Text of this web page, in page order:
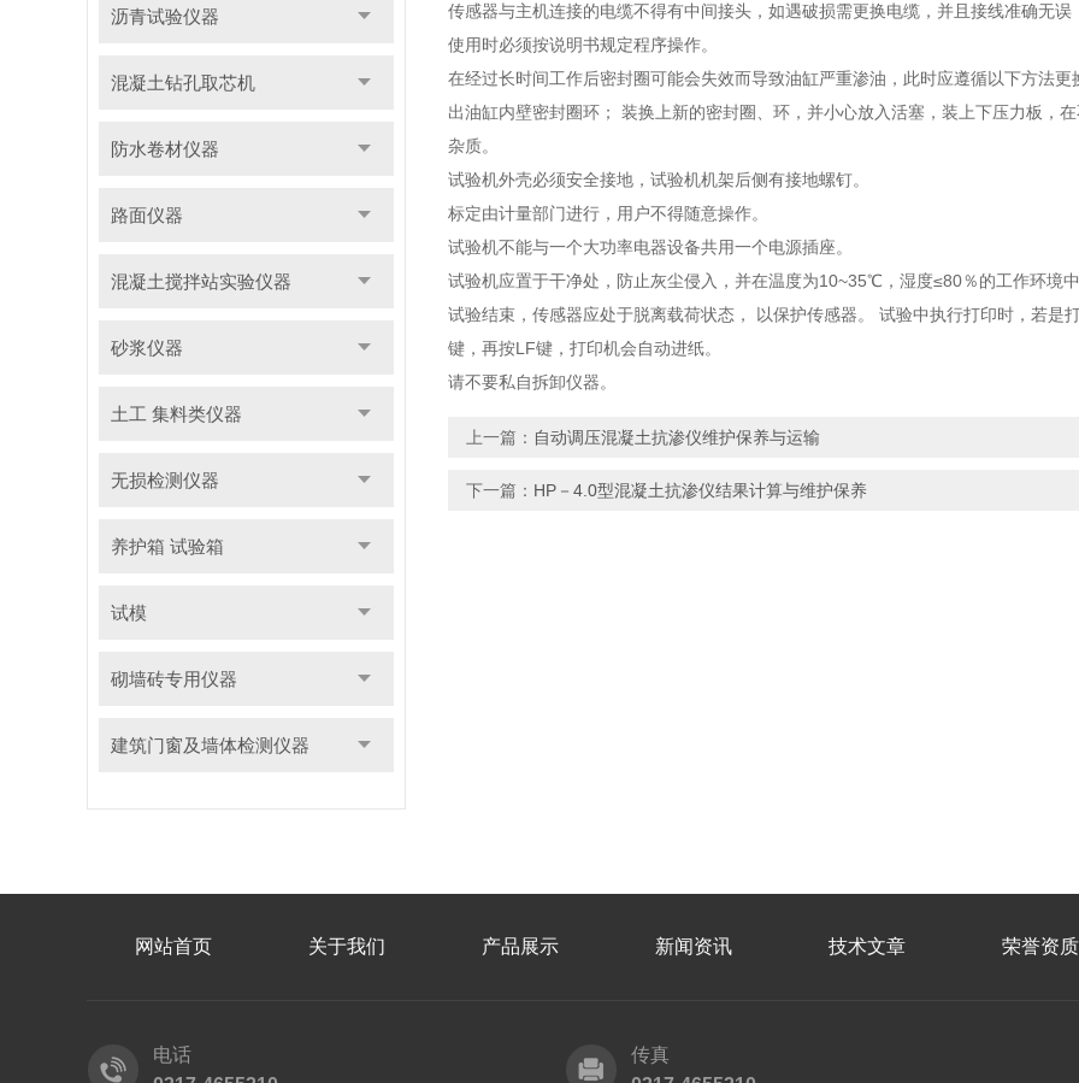
沥青试验仪器
混凝土钻孔取芯机
防水卷材仪器
路面仪器
混凝土搅拌站实验仪器
砂浆仪器
土工 集料类仪器
无损检测仪器
养护箱 试验箱
试模
砌墙砖专用仪器
建筑门窗及墙体检测仪器
传感器与主机连接的电缆不得有中间接头，如遇破损需更换电缆，并且接线准确无误
使用时必须按说明书规定程序操作。
在经过长时间工作后密封圈可能会失效而导致油缸严重渗油，此时应遵循以下方法
出油缸内壁密封圈环； 装换上新的密封圈、环，并小心放入活塞，装上下压力板，
杂质。
试验机外壳必须安全接地，试验机机架后侧有接地螺钉。
标定由计量部门进行，用户不得随意操作。
试验机不能与一个大功率电器设备共用一个电源插座。
试验机应置于干净处，防止灰尘侵入，并在温度为10~35℃，湿度≤80％的工作环境
试验结束，传感器应处于脱离载荷状态， 以保护传感器。 试验中执行打印时，若
键，再按LF键，打印机会自动进纸。
请不要私自拆卸仪器。
上一篇： 自动调压混凝土抗渗仪维护保养与运输
下一篇： HP－4.0型混凝土抗渗仪结果计算与维护保养
网站首页 关于我们 产品展示 新闻资讯 技术文章 荣誉资质
电话
传真